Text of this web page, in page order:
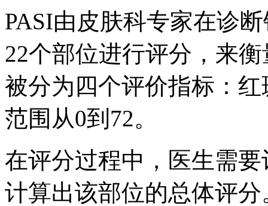
PASI由皮肤科专家在诊
22个部位进行评分，来
被分为四个评价指标：
范围从0到72。
在评分过程中，医生需
计算出该部位的总体评